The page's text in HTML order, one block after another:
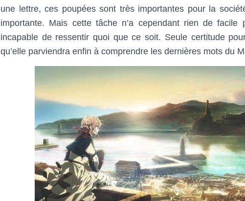
une lettre, ces poupées sont très importantes pour la
importante. Mais cette tâche n’a cependant rien de facile
incapable de ressentir quoi que ce soit. Seule certitude
qu’elle parviendra enfin à comprendre les dernières mots du